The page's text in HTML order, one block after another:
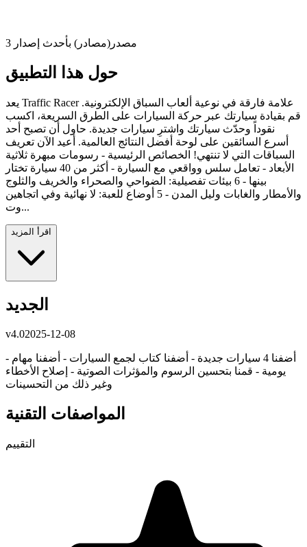
3 مصدر(مصادر) بأحدث إصدار
حول هذا التطبيق
يعد Traffic Racer علامة فارقة في نوعية ألعاب السباق الإلكترونية.
قم بقيادة سيارتك عبر حركة السيارات على الطرق السريعة، اكسب
نقوداً وحدّث سيارتك واشترِ سيارات جديدة. حاول أن تصبح أحد
أسرع السائقين على لوحة أفضل النتائج العالمية. أعيد الآن تعريف
السباقات التي لا تنتهي! الخصائص الرئيسية - رسومات مبهرة ثلاثية
الأبعاد - تعامل سلس وواقعي مع السيارة - أكثر من 40 سيارة تختار
بينها - 6 بيئات تفصيلية: الضواحي والصحراء والخريف والثلوج
والأمطار والغابات وليل المدن - 5 أوضاع للعبة: لا نهائية وفي اتجاهين
وت...
اقرأ المزيد
الجديد
v4.02025-12-08
- أضفنا 4 سيارات جديدة - أضفنا كتاب لجمع السيارات - أضفنا مهام
يومية - قمنا بتحسين الرسوم والمؤثرات الصوتية - إصلاح الأخطاء
وغير ذلك من التحسينات
المواصفات التقنية
التقييم